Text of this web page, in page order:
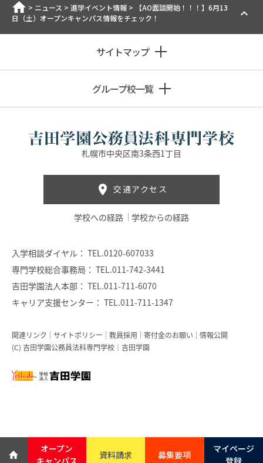
ホーム
> ニュース > 進学イベント情報 >
【AO面談開始！！！】6月13
日（土）オープンキャンパス情報をチェック！
サイトマップ
グループ校一覧
札幌市中央区南3条西1丁目
交通アクセス
学校への経路 学校からの経路
入学相談ダイヤル： TEL.0120-607033
専門学校総合事務局： TEL.011-742-3441
吉田学園法人本部： TEL.011-711-6070
キャリア支援センター： TEL.011-711-1347
関連リンク サイトポリシー 教員採用 寄付金のお願い
情報公開
(C) 吉田学園公務員法科専門学校｜吉田学園
オープン
キャンパス
資料請求 募集要項
マイページ
登録